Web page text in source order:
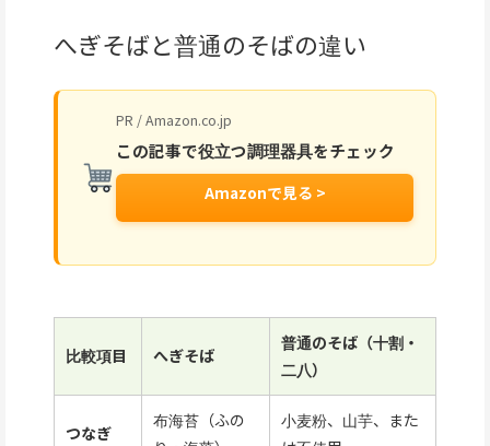
へぎそばと普通のそばの違い
PR / Amazon.co.jp
この記事で役立つ調理器具をチェック
Amazonで見る >
比較項目 へぎそば
普通のそば（十割・
二八）
つなぎ
布海苔（ふの
小麦粉、山芋、また